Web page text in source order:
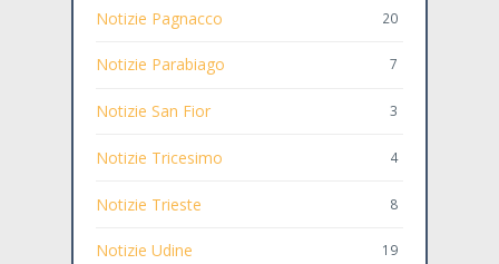
Notizie Pagnacco 20
Notizie Parabiago 7
Notizie San Fior 3
Notizie Tricesimo 4
Notizie Trieste 8
Notizie Udine 19